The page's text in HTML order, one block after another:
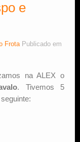
e
Frota Publicado em
na ALEX o
. Tivemos 5